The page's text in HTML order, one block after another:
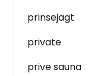
prinsejagt
private
prive sauna